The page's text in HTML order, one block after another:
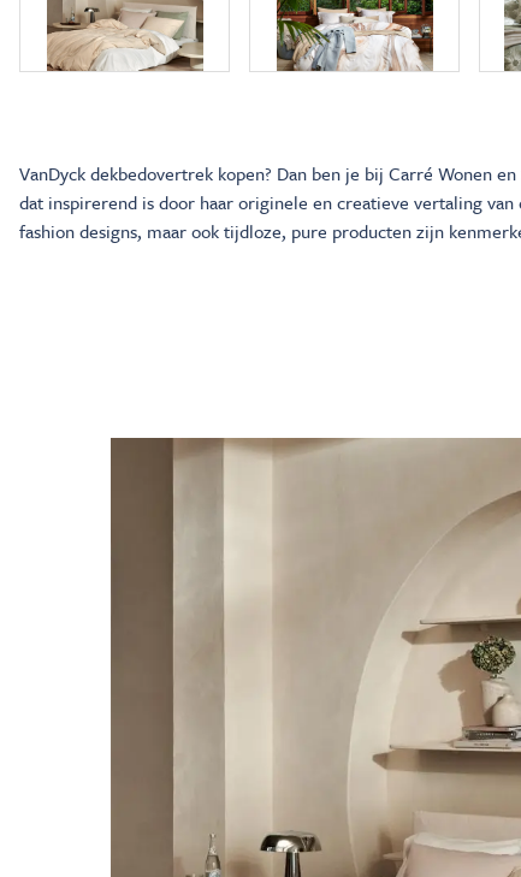
VanDyck dekbedovertrek kopen? Dan ben je bij Carré Wonen
dat inspirerend is door haar originele en creatieve vertaling
fashion designs, maar ook tijdloze, pure producten zijn